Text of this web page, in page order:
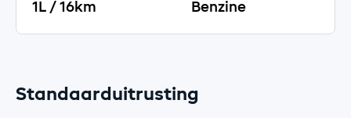
1L / 16km Benzine
Standaarduitrusting